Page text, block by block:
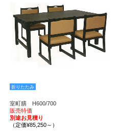
折りたたみ
室町膳 H600/700
販売特価
別途お見積り
（定価¥85,250～）